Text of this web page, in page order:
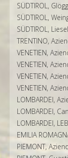
SÜDTIROL,
SÜDTIROL,
SÜDTIROL,
TRENTINO,
VENETIEN,
VENETIEN,
VENETIEN,
VENETIEN,
LOMBARDEI,
LOMBARDEI,
LOMBARDEI,
EMILIA
PIEMONT,